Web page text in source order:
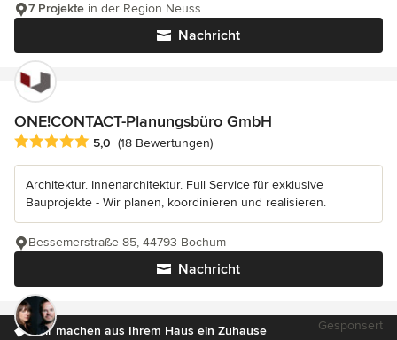
Nachricht
7 Projekte in der Region Neuss
ONE!CONTACT-Planungsbüro GmbH
Durchschnittliche Bewertung: 5 von 5 Sternen
5,0 (18 Bewertungen)
Architektur. Innenarchitektur. Full Service für exklusive
Bauprojekte - Wir planen, koordinieren und realisieren.
Nachricht
Bessemerstraße 85, 44793 Bochum
Wir machen aus Ihrem Haus ein Zuhause Gesponsert